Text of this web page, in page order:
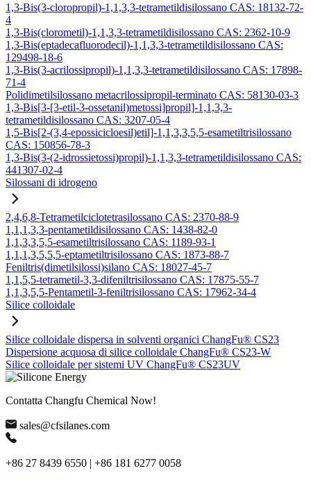
1,3-Bis(3-cloropropil)-1,1,3,3-tetrametildisilossano CAS: 18132-72-
4
1,3-Bis(clorometil)-1,1,3,3-tetrametildisilossano CAS: 2362-10-9
1,3-Bis(eptadecafluorodecil)-1,1,3,3-tetrametildisilossano CAS:
129498-18-6
1,3-Bis(3-acrilossipropil)-1,1,3,3-tetrametildisilossano CAS: 17898-
71-4
Polidimetilsilossano metacrilossipropil-terminato CAS: 58130-03-3
1,3-Bis[3-[3-etil-3-ossetanil)metossi]propil]-1,1,3,3-
tetrametildisilossano CAS: 3207-05-4
1,5-Bis[2-(3,4-epossicicloesil)etil]-1,1,3,3,5,5-esametiltrisilossano
CAS: 150856-78-3
1,3-Bis(3-(2-idrossietossi)propil)-1,1,3,3-tetrametildisilossano CAS:
441307-02-4
Silossani di idrogeno
2,4,6,8-Tetrametilciclotetrasilossano CAS: 2370-88-9
1,1,1,3,3-pentametildisilossano CAS: 1438-82-0
1,1,3,3,5,5-esametiltrisilossano CAS: 1189-93-1
1,1,1,3,5,5,5-eptametiltrisilossano CAS: 1873-88-7
Feniltris(dimetilsilossi)silano CAS: 18027-45-7
1,1,5,5-tetrametil-3,3-difeniltrisilossano CAS: 17875-55-7
1,1,3,5,5-Pentametil-3-feniltrisilossano CAS: 17962-34-4
Silice colloidale
Silice colloidale dispersa in solventi organici ChangFu® CS23
Dispersione acquosa di silice colloidale ChangFu® CS23-W
Silice colloidale per sistemi UV ChangFu® CS23UV
Contatta Changfu Chemical Now!
sales@cfsilanes.com
+86 27 8439 6550 | +86 181 6277 0058